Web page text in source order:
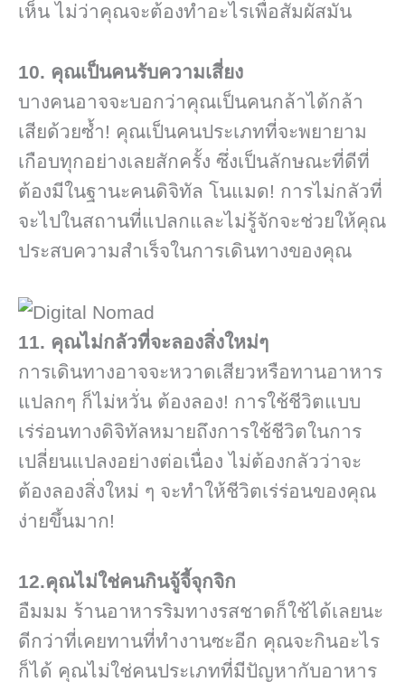
เห็น ไม่ว่าคุณจะต้องทำอะไรเพื่อสัมผัสมัน
10. คุณเป็นคนรับความเสี่ยง
บางคนอาจจะบอกว่าคุณเป็นคนกล้าได้กล้า
เสียด้วยซ้ำ! คุณเป็นคนประเภทที่จะพยายาม
เกือบทุกอย่างเลยสักครั้ง ซึ่งเป็นลักษณะที่ดีที่
ต้องมีในฐานะคนดิจิทัล โนแมด! การไม่กลัวที่
จะไปในสถานที่แปลกและไม่รู้จักจะช่วยให้คุณ
ประสบความสำเร็จในการเดินทางของคุณ
11. คุณไม่กลัวที่จะลองสิ่งใหม่ๆ
การเดินทางอาจจะหวาดเสียวหรือทานอาหาร
แปลกๆ ก็ไม่หวั่น ต้องลอง! การใช้ชีวิตแบบ
เร่ร่อนทางดิจิทัลหมายถึงการใช้ชีวิตในการ
เปลี่ยนแปลงอย่างต่อเนื่อง ไม่ต้องกลัวว่าจะ
ต้องลองสิ่งใหม่ ๆ จะทำให้ชีวิตเร่ร่อนของคุณ
ง่ายขึ้นมาก!
12.คุณไม่ใช่คนกินจู้จี้จุกจิก
อืมมม ร้านอาหารริมทางรสชาดก็ใช้ได้เลยนะ
ดีกว่าที่เคยทานที่ทำงานซะอีก คุณจะกินอะไร
ก็ได้ คุณไม่ใช่คนประเภทที่มีปัญหากับอาหาร